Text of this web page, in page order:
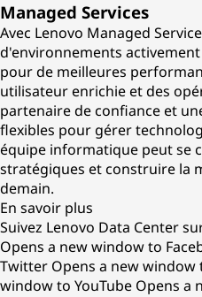
Managed Services
Avec Lenovo Managed
d'environnements
pour de meilleures
utilisateur enrichie et des
partenaire de confiance et
flexibles pour gérer
équipe informatique peut se
stratégiques et construire la
demain.
En savoir plus
Suivez Lenovo Data Center
Opens a new window to
Twitter Opens a new
window to YouTube Opens a